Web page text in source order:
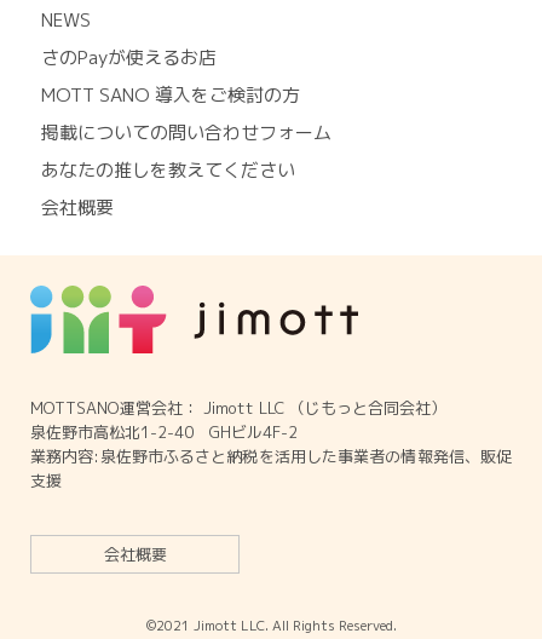
MOTTSANO運営会社： Jimott LLC （じもっと合同会社）
泉佐野市高松北1-2-40 GHビル4F-2
業務内容:泉佐野市ふるさと納税を活用した事業者の情報発信、販促
支援
会社概要
NEWS
さのPayが使えるお店
MOTT SANO 導入をご検討の方
掲載についての問い合わせフォーム
あなたの推しを教えてください
会社概要
©2021 Jimott LLC. All Rights Reserved.